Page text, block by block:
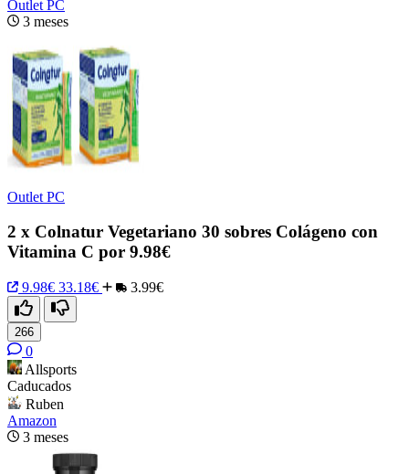
Outlet PC
3 meses
Outlet PC
2 x Colnatur Vegetariano 30 sobres Colágeno con
Vitamina C por 9.98€
9.98€ 33.18€ 3.99€
266
0
Allsports
Caducados
Ruben
Amazon
3 meses